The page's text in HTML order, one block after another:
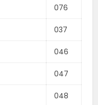
076
037
046
047
048